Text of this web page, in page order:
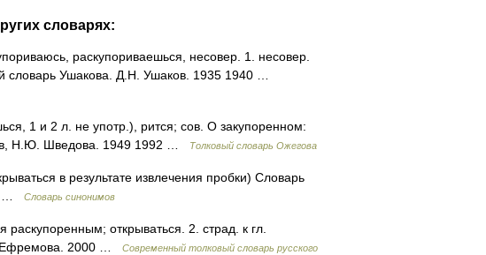
словарях:
раскупориваешься, несовер. 1. несовер.
словарь Ушакова. Д.Н. Ушаков. 1935 1940 …
1 и 2 л. не употр.), рится; сов. О закупоренном:
Н.Ю. Шведова. 1949 1992 …
Толковый словарь Ожегова
в результате извлечения пробки) Словарь
…
Словарь синонимов
открываться. 2. страд. к гл.
Ефремова. 2000 …
Современный толковый словарь русского